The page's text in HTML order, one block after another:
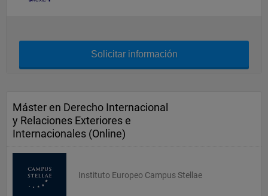
Solicitar información
Máster en Derecho Internacional
y Relaciones Exteriores e
Internacionales (Online)
Instituto Europeo Campus Stellae